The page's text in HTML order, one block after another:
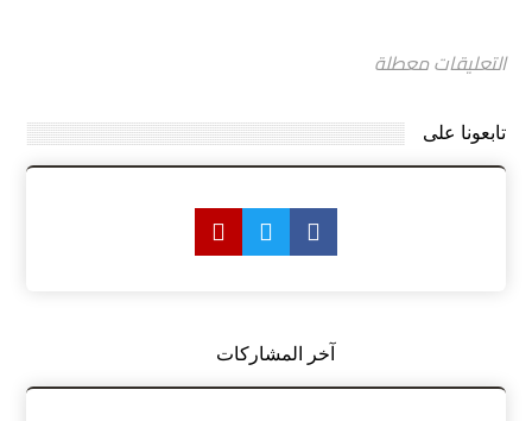
التعليقات معطلة
تابعونا على
آخر المشاركات